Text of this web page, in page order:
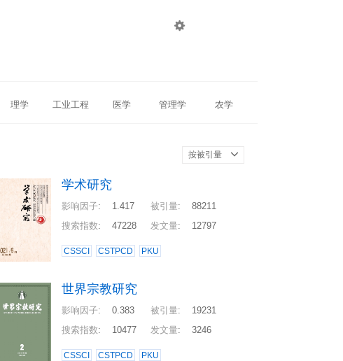

理学 工业工程 医学 管理学 农学
按被引量
学术研究
影响因子: 1.417 被引量:
88211
搜索指数: 47228 发文量: 12797
CSSCI CSTPCD PKU
世界宗教研究
影响因子: 0.383 被引量:
19231
搜索指数: 10477 发文量: 3246
CSSCI CSTPCD PKU